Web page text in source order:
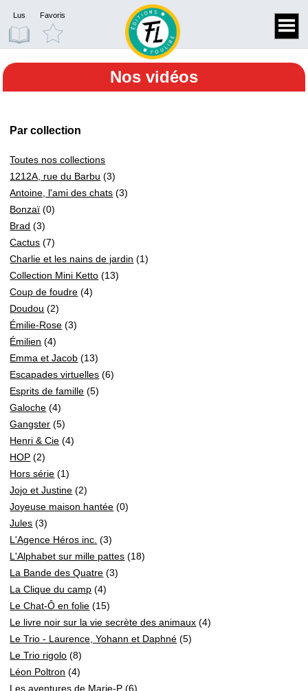
Lus Favoris
Nos vidéos
Par collection
Toutes nos collections
1212A, rue du Barbu (3)
Antoine, l'ami des chats (3)
Bonzaï (0)
Brad (3)
Cactus (7)
Charlie et les nains de jardin (1)
Collection Mini Ketto (13)
Coup de foudre (4)
Doudou (2)
Émilie-Rose (3)
Émilien (4)
Emma et Jacob (13)
Escapades virtuelles (6)
Esprits de famille (5)
Galoche (4)
Gangster (5)
Henri & Cie (4)
HOP (2)
Hors série (1)
Jojo et Justine (2)
Joyeuse maison hantée (0)
Jules (3)
L'Agence Héros inc. (3)
L'Alphabet sur mille pattes (18)
La Bande des Quatre (3)
La Clique du camp (4)
Le Chat-Ô en folie (15)
Le livre noir sur la vie secrète des animaux (4)
Le Trio - Laurence, Yohann et Daphné (5)
Le Trio rigolo (8)
Léon Poltron (4)
Les aventures de Marie-P (6)